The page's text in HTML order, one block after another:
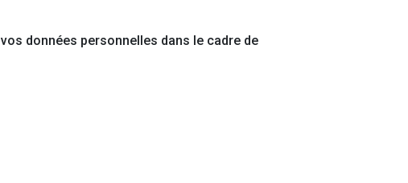
données personnelles dans le cadre de